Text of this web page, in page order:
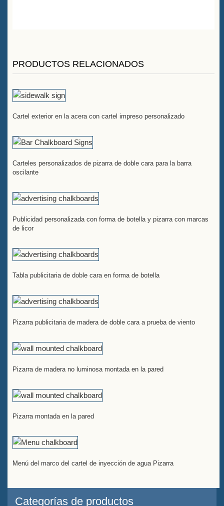
PRODUCTOS RELACIONADOS
Cartel exterior en la acera con cartel impreso personalizado
Carteles personalizados de pizarra de doble cara para la barra
oscilante
Publicidad personalizada con forma de botella y pizarra con marcas
de licor
Tabla publicitaria de doble cara en forma de botella
Pizarra publicitaria de madera de doble cara a prueba de viento
Pizarra de madera no luminosa montada en la pared
Pizarra montada en la pared
Menú del marco del cartel de inyección de agua Pizarra
Categorías de productos